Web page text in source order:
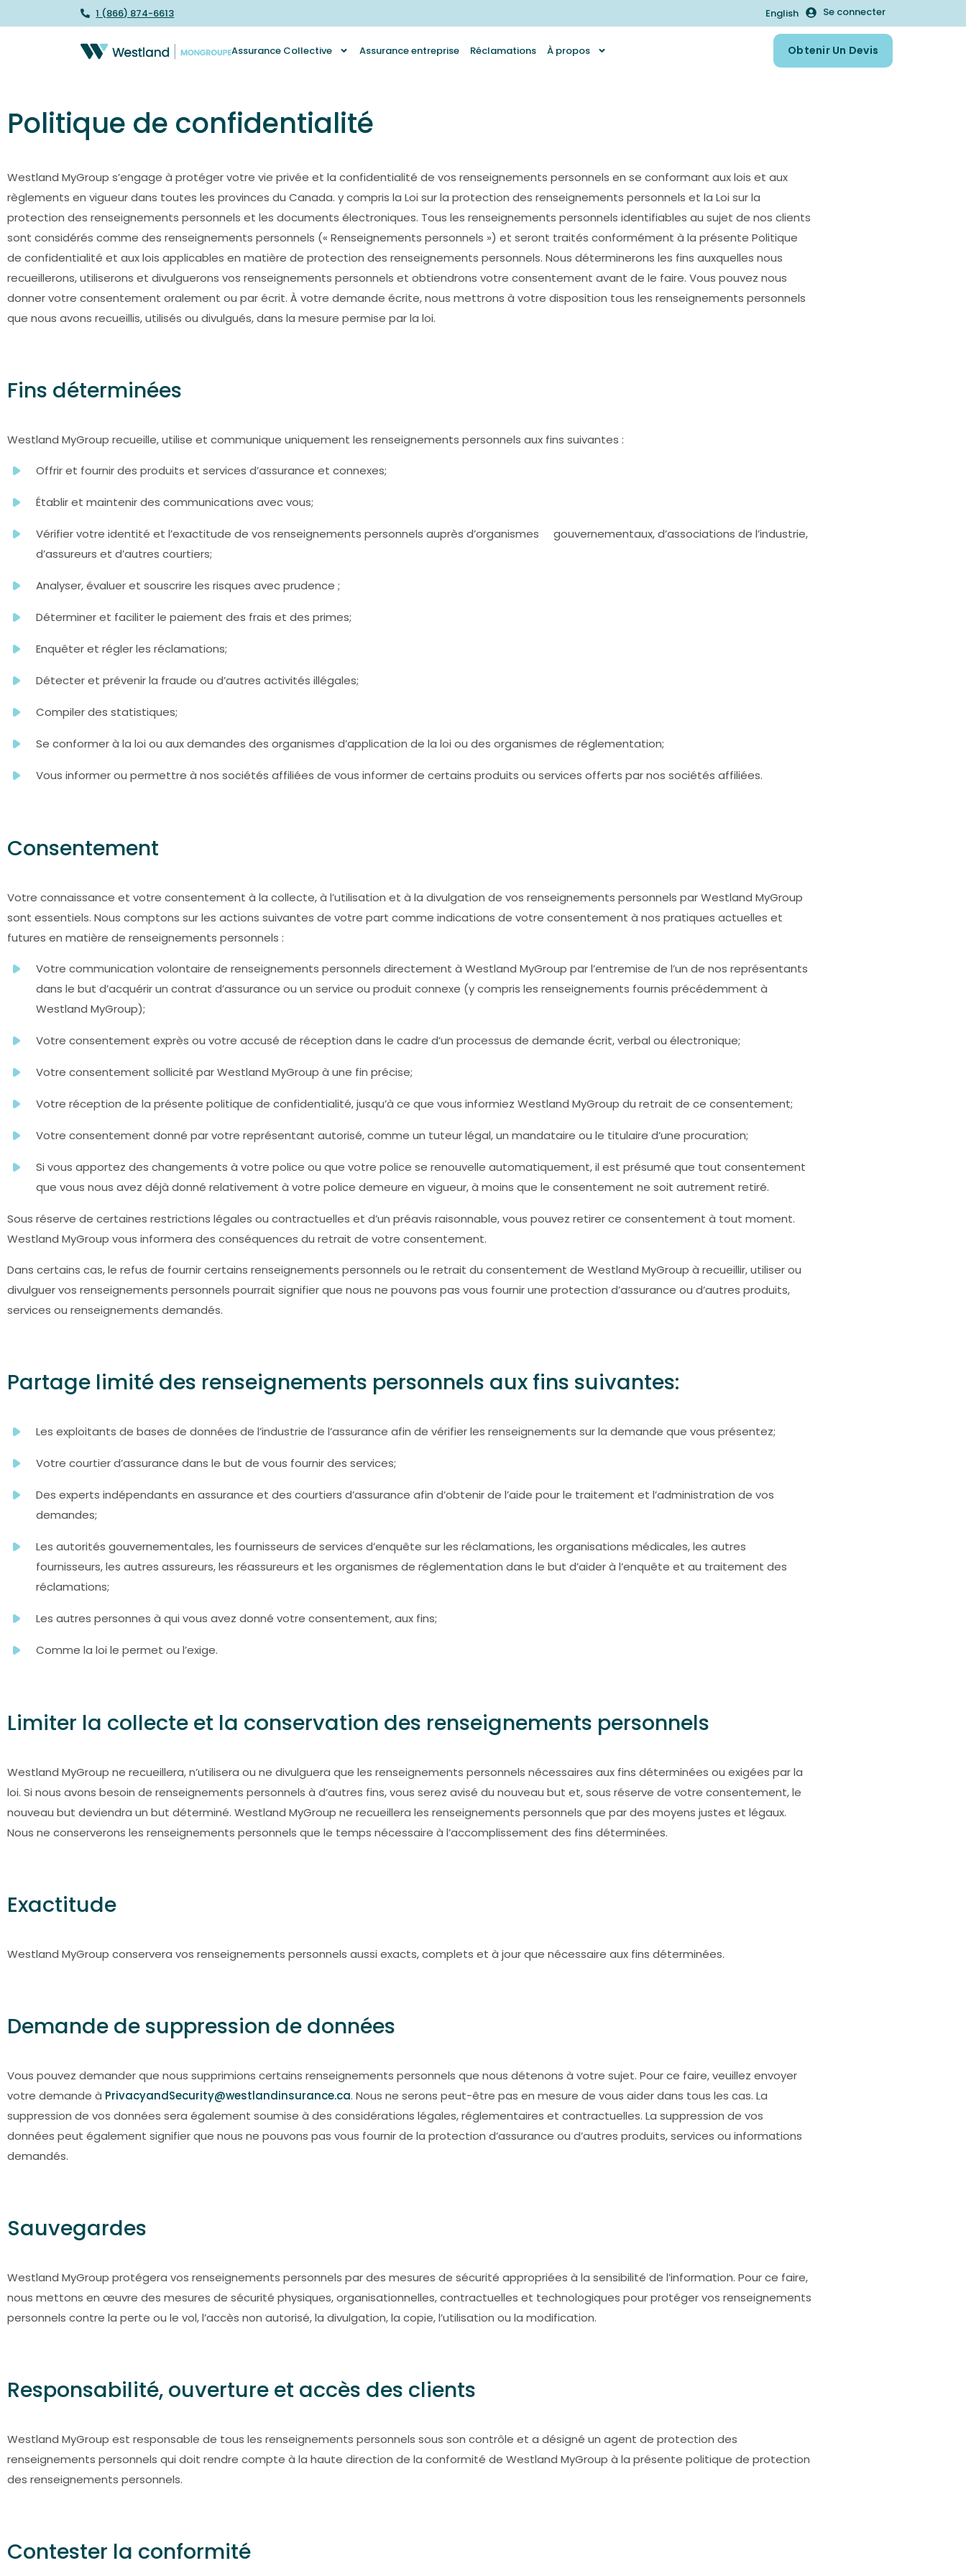
1 (866) 874-6613 Se connecter
English
Assurance Collective Assurance entreprise Réclamations À propos Obtenir Un Devis
Politique de confidentialité
Westland MyGroup s’engage à protéger votre vie privée et la confidentialité de vos renseignements personnels en se conformant aux lois et aux
règlements en vigueur dans toutes les provinces du Canada. y compris la Loi sur la protection des renseignements personnels et la Loi sur la
protection des renseignements personnels et les documents électroniques. Tous les renseignements personnels identifiables au sujet de nos clients
sont considérés comme des renseignements personnels (« Renseignements personnels ») et seront traités conformément à la présente Politique
de confidentialité et aux lois applicables en matière de protection des renseignements personnels. Nous déterminerons les fins auxquelles nous
recueillerons, utiliserons et divulguerons vos renseignements personnels et obtiendrons votre consentement avant de le faire. Vous pouvez nous
donner votre consentement oralement ou par écrit. À votre demande écrite, nous mettrons à votre disposition tous les renseignements personnels
que nous avons recueillis, utilisés ou divulgués, dans la mesure permise par la loi.
Fins déterminées
Westland MyGroup recueille, utilise et communique uniquement les renseignements personnels aux fins suivantes :
Offrir et fournir des produits et services d’assurance et connexes;
Établir et maintenir des communications avec vous;
Vérifier votre identité et l’exactitude de vos renseignements personnels auprès d’organismes gouvernementaux, d’associations de l’industrie,
d’assureurs et d’autres courtiers;
Analyser, évaluer et souscrire les risques avec prudence ;
Déterminer et faciliter le paiement des frais et des primes;
Enquêter et régler les réclamations;
Détecter et prévenir la fraude ou d’autres activités illégales;
Compiler des statistiques;
Se conformer à la loi ou aux demandes des organismes d’application de la loi ou des organismes de réglementation;
Vous informer ou permettre à nos sociétés affiliées de vous informer de certains produits ou services offerts par nos sociétés affiliées.
Consentement
Votre connaissance et votre consentement à la collecte, à l’utilisation et à la divulgation de vos renseignements personnels par Westland MyGroup
sont essentiels. Nous comptons sur les actions suivantes de votre part comme indications de votre consentement à nos pratiques actuelles et
futures en matière de renseignements personnels :
Votre communication volontaire de renseignements personnels directement à Westland MyGroup par l’entremise de l’un de nos représentants
dans le but d’acquérir un contrat d’assurance ou un service ou produit connexe (y compris les renseignements fournis précédemment à
Westland MyGroup);
Votre consentement exprès ou votre accusé de réception dans le cadre d’un processus de demande écrit, verbal ou électronique;
Votre consentement sollicité par Westland MyGroup à une fin précise;
Votre réception de la présente politique de confidentialité, jusqu’à ce que vous informiez Westland MyGroup du retrait de ce consentement;
Votre consentement donné par votre représentant autorisé, comme un tuteur légal, un mandataire ou le titulaire d’une procuration;
Si vous apportez des changements à votre police ou que votre police se renouvelle automatiquement, il est présumé que tout consentement
que vous nous avez déjà donné relativement à votre police demeure en vigueur, à moins que le consentement ne soit autrement retiré.
Sous réserve de certaines restrictions légales ou contractuelles et d’un préavis raisonnable, vous pouvez retirer ce consentement à tout moment.
Westland MyGroup vous informera des conséquences du retrait de votre consentement.
Dans certains cas, le refus de fournir certains renseignements personnels ou le retrait du consentement de Westland MyGroup à recueillir, utiliser ou
divulguer vos renseignements personnels pourrait signifier que nous ne pouvons pas vous fournir une protection d’assurance ou d’autres produits,
services ou renseignements demandés.
Partage limité des renseignements personnels aux fins suivantes:
Les exploitants de bases de données de l’industrie de l’assurance afin de vérifier les renseignements sur la demande que vous présentez;
Votre courtier d’assurance dans le but de vous fournir des services;
Des experts indépendants en assurance et des courtiers d’assurance afin d’obtenir de l’aide pour le traitement et l’administration de vos
demandes;
Les autorités gouvernementales, les fournisseurs de services d’enquête sur les réclamations, les organisations médicales, les autres
fournisseurs, les autres assureurs, les réassureurs et les organismes de réglementation dans le but d’aider à l’enquête et au traitement des
réclamations;
Les autres personnes à qui vous avez donné votre consentement, aux fins;
Comme la loi le permet ou l’exige.
Limiter la collecte et la conservation des renseignements personnels
Westland MyGroup ne recueillera, n’utilisera ou ne divulguera que les renseignements personnels nécessaires aux fins déterminées ou exigées par la
loi. Si nous avons besoin de renseignements personnels à d’autres fins, vous serez avisé du nouveau but et, sous réserve de votre consentement, le
nouveau but deviendra un but déterminé. Westland MyGroup ne recueillera les renseignements personnels que par des moyens justes et légaux.
Nous ne conserverons les renseignements personnels que le temps nécessaire à l’accomplissement des fins déterminées.
Exactitude
Westland MyGroup conservera vos renseignements personnels aussi exacts, complets et à jour que nécessaire aux fins déterminées.
Demande de suppression de données
Vous pouvez demander que nous supprimions certains renseignements personnels que nous détenons à votre sujet. Pour ce faire, veuillez envoyer
votre demande à PrivacyandSecurity@westlandinsurance.ca. Nous ne serons peut-être pas en mesure de vous aider dans tous les cas. La
suppression de vos données sera également soumise à des considérations légales, réglementaires et contractuelles. La suppression de vos
données peut également signifier que nous ne pouvons pas vous fournir de la protection d’assurance ou d’autres produits, services ou informations
demandés.
Sauvegardes
Westland MyGroup protégera vos renseignements personnels par des mesures de sécurité appropriées à la sensibilité de l’information. Pour ce faire,
nous mettons en œuvre des mesures de sécurité physiques, organisationnelles, contractuelles et technologiques pour protéger vos renseignements
personnels contre la perte ou le vol, l’accès non autorisé, la divulgation, la copie, l’utilisation ou la modification.
Responsabilité, ouverture et accès des clients
Westland MyGroup est responsable de tous les renseignements personnels sous son contrôle et a désigné un agent de protection des
renseignements personnels qui doit rendre compte à la haute direction de la conformité de Westland MyGroup à la présente politique de protection
des renseignements personnels.
Contester la conformité